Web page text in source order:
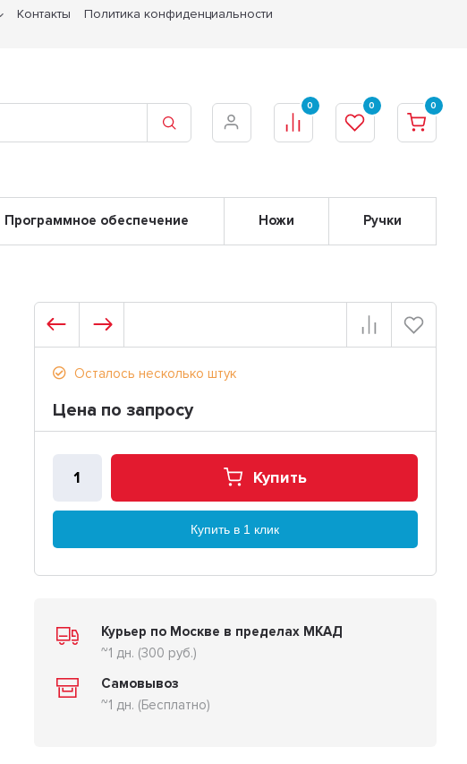
Контакты
Политика конфиденциальности
0 0 0
Программное обеспечение Ножи Ручки
Осталось несколько штук
Цена по запросу
Купить
Купить в 1 клик
Курьер по Москве в пределах МКАД
~1 дн. (300 руб.)
Самовывоз
~1 дн. (Бесплатно)